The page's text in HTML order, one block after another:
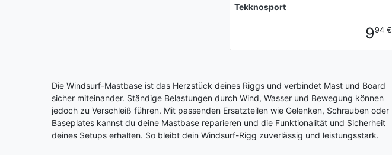
Tekknosport
994 €
Die Windsurf-Mastbase ist das Herzstück deines Riggs und verbindet Mast und Board
sicher miteinander. Ständige Belastungen durch Wind, Wasser und Bewegung können
jedoch zu Verschleiß führen. Mit passenden Ersatzteilen wie Gelenken, Schrauben oder
Baseplates kannst du deine Mastbase reparieren und die Funktionalität und Sicherheit
deines Setups erhalten. So bleibt dein Windsurf-Rigg zuverlässig und leistungsstark.